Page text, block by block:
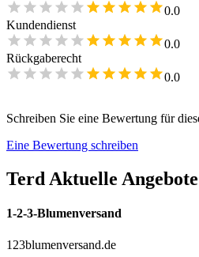
0.0
Kundendienst
0.0
Rückgaberecht
0.0
Schreiben Sie eine Bewertung für
Eine Bewertung schreiben
Terd Aktuelle
1-2-3-Blumenversand
123blumenversand.de